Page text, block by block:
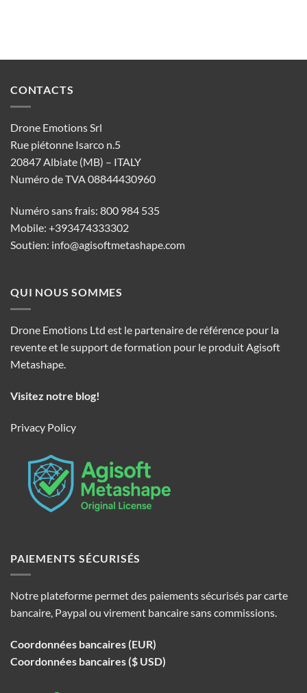
CONTACTS
Drone Emotions Srl
Rue piétonne Isarco n.5
20847 Albiate (MB) – ITALY
Numéro de TVA 08844430960
Numéro sans frais: 800 984 535
Mobile: +393474333302
Soutien: info@agisoftmetashape.com
QUI NOUS SOMMES
Drone Emotions Ltd est le partenaire de référence pour la
revente et le support de formation pour le produit Agisoft
Metashape.
Visitez notre blog!
Privacy Policy
PAIEMENTS SÉCURISÉS
Notre plateforme permet des paiements sécurisés par carte
bancaire, Paypal ou virement bancaire sans commissions.
Coordonnées bancaires (EUR)
Coordonnées bancaires ($ USD)